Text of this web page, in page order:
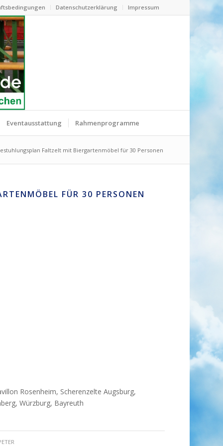
Datenschutzerklärung Impressum
Eventausstattung Rahmenprogramme
Faltzelt mit Biergartenmöbel für 30 Personen
FÜR 30 PERSONEN
Rosenheim, Scherenzelte Augsburg,
Würzburg, Bayreuth